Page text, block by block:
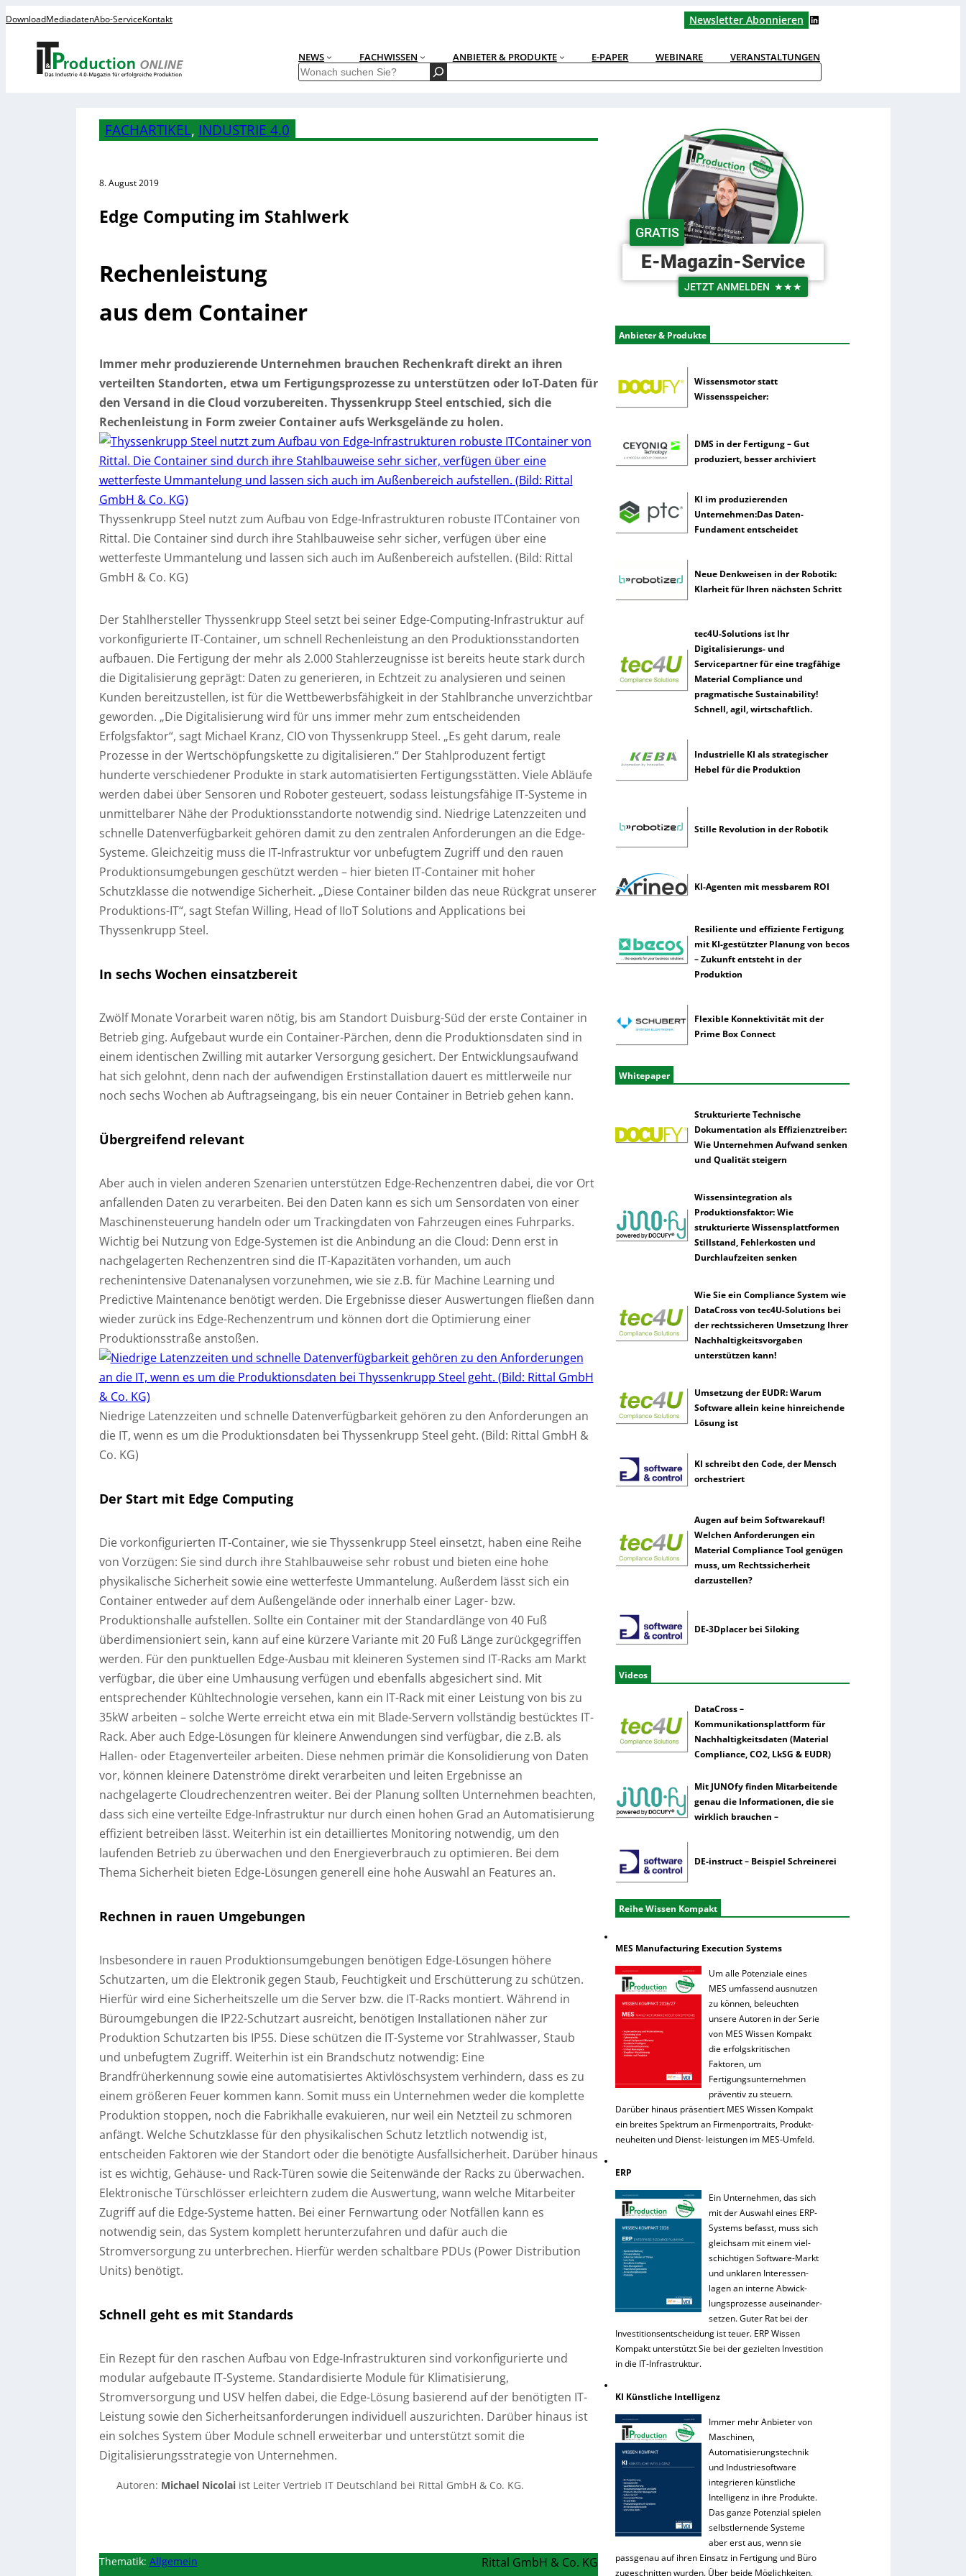
DownloadMediadatenAbo-ServiceKontakt Newsletter Abonnieren LinkedIn
NEWS FACHWISSEN ANBIETER & PRODUKTE E-PAPER WEBINARE VERANSTALTUNGEN
S
e
FACHARTIKEL, INDUSTRIE 4.0
8. August 2019
Edge Computing im Stahlwerk
Rechenleistung
aus dem Container
Immer mehr produzierende Unternehmen brauchen Rechenkraft direkt an ihren
verteilten Standorten, etwa um Fertigungsprozesse zu unterstützen oder IoT-Daten für
den Versand in die Cloud vorzubereiten. Thyssenkrupp Steel entschied, sich die
Rechenleistung in Form zweier Container aufs Werksgelände zu holen.
Thyssenkrupp Steel nutzt zum Aufbau von Edge-Infrastrukturen robuste ITContainer von
Rittal. Die Container sind durch ihre Stahlbauweise sehr sicher, verfügen über eine
wetterfeste Ummantelung und lassen sich auch im Außenbereich aufstellen. (Bild: Rittal
GmbH & Co. KG)
Der Stahlhersteller Thyssenkrupp Steel setzt bei seiner Edge-Computing-Infrastruktur auf
vorkonfigurierte IT-Container, um schnell Rechenleistung an den Produktionsstandorten
aufbauen. Die Fertigung der mehr als 2.000 Stahlerzeugnisse ist bereits heute stark durch
die Digitalisierung geprägt: Daten zu generieren, in Echtzeit zu analysieren und seinen
Kunden bereitzustellen, ist für die Wettbewerbsfähigkeit in der Stahlbranche unverzichtbar
geworden. „Die Digitalisierung wird für uns immer mehr zum entscheidenden
Erfolgsfaktor“, sagt Michael Kranz, CIO von Thyssenkrupp Steel. „Es geht darum, reale
Prozesse in der Wertschöpfungskette zu digitalisieren.“ Der Stahlproduzent fertigt
hunderte verschiedener Produkte in stark automatisierten Fertigungsstätten. Viele Abläufe
werden dabei über Sensoren und Roboter gesteuert, sodass leistungsfähige IT-Systeme in
unmittelbarer Nähe der Produktionsstandorte notwendig sind. Niedrige Latenzzeiten und
schnelle Datenverfügbarkeit gehören damit zu den zentralen Anforderungen an die Edge-
Systeme. Gleichzeitig muss die IT-Infrastruktur vor unbefugtem Zugriff und den rauen
Produktionsumgebungen geschützt werden – hier bieten IT-Container mit hoher
Schutzklasse die notwendige Sicherheit. „Diese Container bilden das neue Rückgrat unserer
Produktions-IT“, sagt Stefan Willing, Head of IIoT Solutions and Applications bei
Thyssenkrupp Steel.
In sechs Wochen einsatzbereit
Zwölf Monate Vorarbeit waren nötig, bis am Standort Duisburg-Süd der erste Container in
Betrieb ging. Aufgebaut wurde ein Container-Pärchen, denn die Produktionsdaten sind in
einem identischen Zwilling mit autarker Versorgung gesichert. Der Entwicklungsaufwand
hat sich gelohnt, denn nach der aufwendigen Erstinstallation dauert es mittlerweile nur
noch sechs Wochen ab Auftragseingang, bis ein neuer Container in Betrieb gehen kann.
Übergreifend relevant
Aber auch in vielen anderen Szenarien unterstützen Edge-Rechenzentren dabei, die vor Ort
anfallenden Daten zu verarbeiten. Bei den Daten kann es sich um Sensordaten von einer
Maschinensteuerung handeln oder um Trackingdaten von Fahrzeugen eines Fuhrparks.
Wichtig bei Nutzung von Edge-Systemen ist die Anbindung an die Cloud: Denn erst in
nachgelagerten Rechenzentren sind die IT-Kapazitäten vorhanden, um auch
rechenintensive Datenanalysen vorzunehmen, wie sie z.B. für Machine Learning und
Predictive Maintenance benötigt werden. Die Ergebnisse dieser Auswertungen fließen dann
wieder zurück ins Edge-Rechenzentrum und können dort die Optimierung einer
Produktionsstraße anstoßen.
Niedrige Latenzzeiten und schnelle Datenverfügbarkeit gehören zu den Anforderungen an
die IT, wenn es um die Produktionsdaten bei Thyssenkrupp Steel geht. (Bild: Rittal GmbH &
Co. KG)
Der Start mit Edge Computing
Die vorkonfigurierten IT-Container, wie sie Thyssenkrupp Steel einsetzt, haben eine Reihe
von Vorzügen: Sie sind durch ihre Stahlbauweise sehr robust und bieten eine hohe
physikalische Sicherheit sowie eine wetterfeste Ummantelung. Außerdem lässt sich ein
Container entweder auf dem Außengelände oder innerhalb einer Lager- bzw.
Produktionshalle aufstellen. Sollte ein Container mit der Standardlänge von 40 Fuß
überdimensioniert sein, kann auf eine kürzere Variante mit 20 Fuß Länge zurückgegriffen
werden. Für den punktuellen Edge-Ausbau mit kleineren Systemen sind IT-Racks am Markt
verfügbar, die über eine Umhausung verfügen und ebenfalls abgesichert sind. Mit
entsprechender Kühltechnologie versehen, kann ein IT-Rack mit einer Leistung von bis zu
35kW arbeiten – solche Werte erreicht etwa ein mit Blade-Servern vollständig bestücktes IT-
Rack. Aber auch Edge-Lösungen für kleinere Anwendungen sind verfügbar, die z.B. als
Hallen- oder Etagenverteiler arbeiten. Diese nehmen primär die Konsolidierung von Daten
vor, können kleinere Datenströme direkt verarbeiten und leiten Ergebnisse an
nachgelagerte Cloudrechenzentren weiter. Bei der Planung sollten Unternehmen beachten,
dass sich eine verteilte Edge-Infrastruktur nur durch einen hohen Grad an Automatisierung
effizient betreiben lässt. Weiterhin ist ein detailliertes Monitoring notwendig, um den
laufenden Betrieb zu überwachen und den Energieverbrauch zu optimieren. Bei dem
Thema Sicherheit bieten Edge-Lösungen generell eine hohe Auswahl an Features an.
Rechnen in rauen Umgebungen
Insbesondere in rauen Produktionsumgebungen benötigen Edge-Lösungen höhere
Schutzarten, um die Elektronik gegen Staub, Feuchtigkeit und Erschütterung zu schützen.
Hierfür wird eine Sicherheitszelle um die Server bzw. die IT-Racks montiert. Während in
Büroumgebungen die IP22-Schutzart ausreicht, benötigen Installationen näher zur
Produktion Schutzarten bis IP55. Diese schützen die IT-Systeme vor Strahlwasser, Staub
und unbefugtem Zugriff. Weiterhin ist ein Brandschutz notwendig: Eine
Brandfrüherkennung sowie eine automatisiertes Aktivlöschsystem verhindern, dass es zu
einem größeren Feuer kommen kann. Somit muss ein Unternehmen weder die komplette
Produktion stoppen, noch die Fabrikhalle evakuieren, nur weil ein Netzteil zu schmoren
anfängt. Welche Schutzklasse für den physikalischen Schutz letztlich notwendig ist,
entscheiden Faktoren wie der Standort oder die benötigte Ausfallsicherheit. Darüber hinaus
ist es wichtig, Gehäuse- und Rack-Türen sowie die Seitenwände der Racks zu überwachen.
Elektronische Türschlösser erleichtern zudem die Auswertung, wann welche Mitarbeiter
Zugriff auf die Edge-Systeme hatten. Bei einer Fernwartung oder Notfällen kann es
notwendig sein, das System komplett herunterzufahren und dafür auch die
Stromversorgung zu unterbrechen. Hierfür werden schaltbare PDUs (Power Distribution
Units) benötigt.
Schnell geht es mit Standards
Ein Rezept für den raschen Aufbau von Edge-Infrastrukturen sind vorkonfigurierte und
modular aufgebaute IT-Systeme. Standardisierte Module für Klimatisierung,
Stromversorgung und USV helfen dabei, die Edge-Lösung basierend auf der benötigten IT-
Leistung sowie den Sicherheitsanforderungen individuell auszurichten. Darüber hinaus ist
ein solches System über Module schnell erweiterbar und unterstützt somit die
Digitalisierungsstrategie von Unternehmen.
Autoren: Michael Nicolaiist Leiter Vertrieb IT Deutschland bei Rittal GmbH & Co. KG.
Thematik: Allgemein
Rittal GmbH & Co. KG
GRATIS
E-Magazin-Service
JETZT ANMELDEN ★★★
Anbieter & Produkte
Wissensmotor statt
Wissensspeicher:
DMS in der Fertigung – Gut
produziert, besser archiviert
KI im produzierenden
Unternehmen:Das Daten-
Fundament entscheidet
Neue Denkweisen in der Robotik:
Klarheit für Ihren nächsten Schritt
tec4U-Solutions ist Ihr
Digitalisierungs- und
Servicepartner für eine tragfähige
Material Compliance und
pragmatische Sustainability!
Schnell, agil, wirtschaftlich.
Industrielle KI als strategischer
Hebel für die Produktion
Stille Revolution in der Robotik
KI-Agenten mit messbarem ROI
Resiliente und effiziente Fertigung
mit KI-gestützter Planung von becos
– Zukunft entsteht in der
Produktion
Flexible Konnektivität mit der
Prime Box Connect
Whitepaper
Strukturierte Technische
Dokumentation als Effizienztreiber:
Wie Unternehmen Aufwand senken
und Qualität steigern
Wissensintegration als
Produktionsfaktor: Wie
strukturierte Wissensplattformen
Stillstand, Fehlerkosten und
Durchlaufzeiten senken
Wie Sie ein Compliance System wie
DataCross von tec4U-Solutions bei
der rechtssicheren Umsetzung Ihrer
Nachhaltigkeitsvorgaben
unterstützen kann!
Umsetzung der EUDR: Warum
Software allein keine hinreichende
Lösung ist
KI schreibt den Code, der Mensch
orchestriert
Augen auf beim Softwarekauf!
Welchen Anforderungen ein
Material Compliance Tool genügen
muss, um Rechtssicherheit
darzustellen?
DE-3Dplacer bei Siloking
Videos
DataCross –
Kommunikationsplattform für
Nachhaltigkeitsdaten (Material
Compliance, CO2, LkSG & EUDR)
Mit JUNOfy finden Mitarbeitende
genau die Informationen, die sie
wirklich brauchen –
DE-instruct – Beispiel Schreinerei
Reihe Wissen Kompakt
MES Manufacturing Execution Systems
Um alle Potenziale eines
MES umfassend ausnutzen
zu können, beleuchten
unsere Autoren in der Serie
von MES Wissen Kompakt
die erfolgskritischen
Faktoren, um
Fertigungsunternehmen
präventiv zu steuern.
Darüber hinaus präsentiert MES Wissen Kompakt
ein breites Spektrum an Firmenportraits, Produkt-
neuheiten und Dienst- leistungen im MES-Umfeld.
ERP
Ein Unternehmen, das sich
mit der Auswahl eines ERP-
Systems befasst, muss sich
gleichsam mit einem viel-
schichtigen Software-Markt
und unklaren Interessen-
lagen an interne Abwick-
lungsprozesse auseinander-
setzen. Guter Rat bei der
Investitionsentscheidung ist teuer. ERP Wissen
Kompakt unterstützt Sie bei der gezielten Investition
in die IT-Infrastruktur.
KI Künstliche Intelligenz
Immer mehr Anbieter von
Maschinen,
Automatisierungstechnik
und Industriesoftware
integrieren künstliche
Intelligenz in ihre Produkte.
Das ganze Potenzial spielen
selbstlernende Systeme
aber erst aus, wenn sie
passgenau auf ihren Einsatz in Fertigung und Büro
zugeschnitten wurden. Über beide Möglichkeiten,